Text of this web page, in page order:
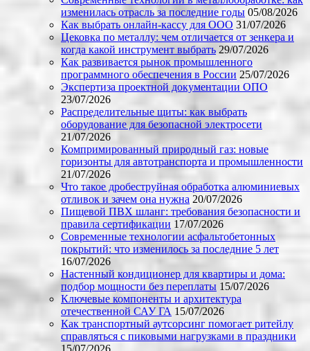
изменилась отрасль за последние годы 05/08/2026
Как выбрать онлайн-кассу для ООО 31/07/2026
Цековка по металлу: чем отличается от зенкера и
когда какой инструмент выбрать 29/07/2026
Как развивается рынок промышленного
программного обеспечения в России 25/07/2026
Экспертиза проектной документации ОПО
23/07/2026
Распределительные щиты: как выбрать
оборудование для безопасной электросети
21/07/2026
Компримированный природный газ: новые
горизонты для автотранспорта и промышленности
21/07/2026
Что такое дробеструйная обработка алюминиевых
отливок и зачем она нужна 20/07/2026
Пищевой ПВХ шланг: требования безопасности и
правила сертификации 17/07/2026
Современные технологии асфальтобетонных
покрытий: что изменилось за последние 5 лет
16/07/2026
Настенный кондиционер для квартиры и дома:
подбор мощности без переплаты 15/07/2026
Ключевые компоненты и архитектура
отечественной САУ ГА 15/07/2026
Как транспортный аутсорсинг помогает ритейлу
справляться с пиковыми нагрузками в праздники
15/07/2026